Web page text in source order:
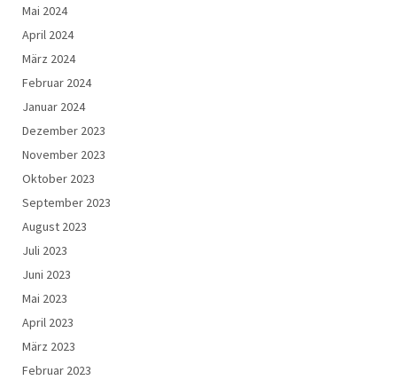
Mai 2024
April 2024
März 2024
Februar 2024
Januar 2024
Dezember 2023
November 2023
Oktober 2023
September 2023
August 2023
Juli 2023
Juni 2023
Mai 2023
April 2023
März 2023
Februar 2023